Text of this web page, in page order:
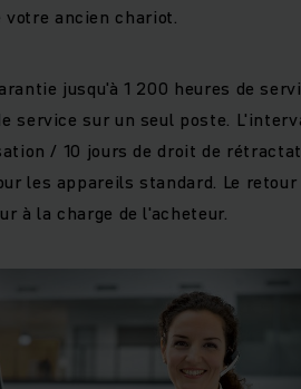
votre ancien chariot.
jusqu'à 1 200 heures de
service sur un seul poste.
/ 10 jours de droit de
les appareils standard. Le
à la charge de l'acheteur.